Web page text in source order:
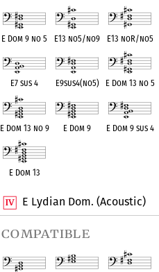
E Dom 9 no 5 E13 no5/no9 E13 noR/no5
E7 sus 4 E9sus4(no5) E Dom 13 no 5
E Dom 13 no 9 E Dom 9 E Dom 9 sus 4
E Dom 13
E Lydian Dom. (Acoustic)
compatible